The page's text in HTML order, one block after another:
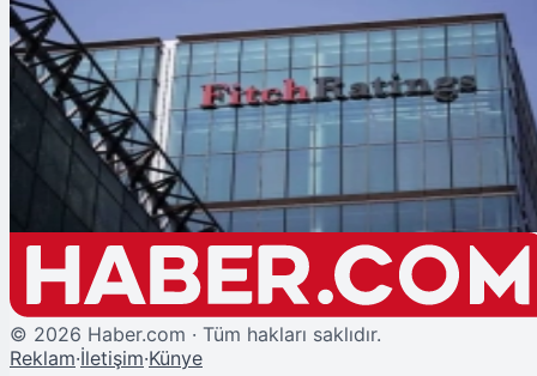
Şu An Okunan
Türkiye'nin Kredi Notu için 2025 Takvimi Belli Oldu
© 2026 Haber.com · Tüm hakları saklıdır.
Reklam·İletişim·Künye